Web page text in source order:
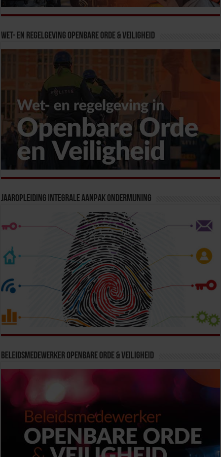
Wet- en Regelgeving Openbare Orde & Veiligheid
Jaaropleiding Integrale Aanpak Ondermijning
Beleidsmedewerker Openbare Orde & Veiligheid